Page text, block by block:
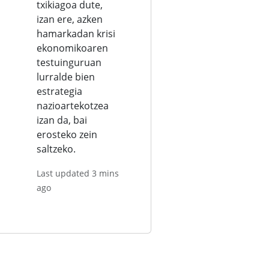
txikiagoa dute,
izan ere, azken
hamarkadan krisi
ekonomikoaren
testuinguruan
lurralde bien
estrategia
nazioartekotzea
izan da, bai
erosteko zein
saltzeko.
Last updated 3 mins
ago